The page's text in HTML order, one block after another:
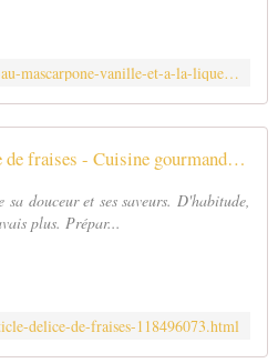
t
i
http://carmen-cuisine.over-blog.com/2017/05/verrine-de-fraises-au-mascarpone-vanille-et-a-la-liqueur-de-framboises.html
Délice de fraises - Cuisine gourmande de Carmencita
douceur et ses saveurs. D'habitude,
plus. Prépar...
delice-de-fraises-118496073.html